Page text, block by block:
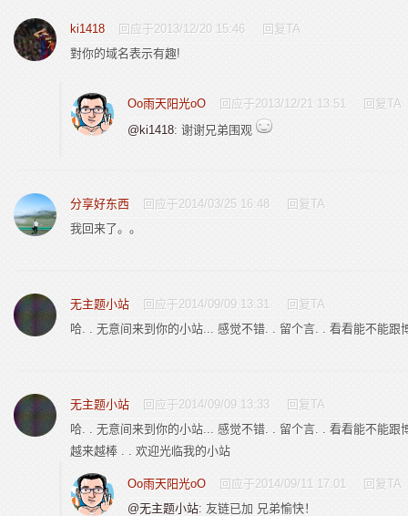
ki1418 回应于2013/12/20 15:46
回复TA
對你的域名表示有趣!
Oo雨天阳光oO 回应于2013/12/21 13:51
回复TA
@ki1418: 谢谢兄弟围观
分享好东西 回应于2014/03/25 16:48
回复TA
我回来了。。
无主题小站 回应于2014/09/09 13:31
回复TA
哈. . 无意间来到你的小站... 感觉不错. . 留个言. . 看看能不能跟
无主题小站 回应于2014/09/09 13:33
回复TA
哈. . 无意间来到你的小站... 感觉不错. . 留个言. . 看看能不能跟
越来越棒 . . 欢迎光临我的小站
Oo雨天阳光oO 回应于2014/09/11 17:01
回复TA
@无主题小站: 友链已加 兄弟愉快！